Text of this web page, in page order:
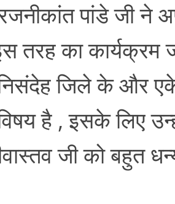
पांडे जी ने
तरह का कार्यक्रम
निसंदेह जिले के और
है , इसके लिए
जी को बहुत